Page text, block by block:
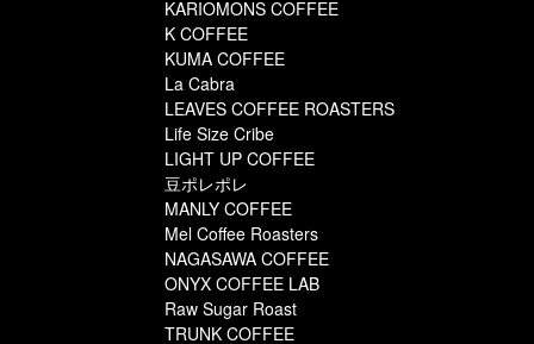
KARIOMONS COFFEE
K COFFEE
KUMA COFFEE
La Cabra
LEAVES COFFEE ROASTERS
Life Size Cribe
LIGHT UP COFFEE
豆ポレポレ
MANLY COFFEE
Mel Coffee Roasters
NAGASAWA COFFEE
ONYX COFFEE LAB
Raw Sugar Roast
TRUNK COFFEE